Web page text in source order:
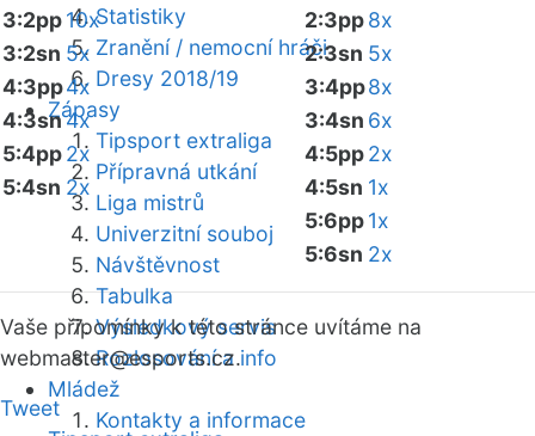
Statistiky
Zranění / nemocní hráči
Dresy 2018/19
Zápasy
Tipsport extraliga
Přípravná utkání
Liga mistrů
Univerzitní souboj
Návštěvnost
Tabulka
Výsledkový servis
Rozlosování a info
Mládež
Kontakty a informace
3:2pp10x
3:2sn 5x
4:3pp4x
4:3sn4x
5:4pp2x
5:4sn 2x
2:3pp8x
2:3sn 5x
3:4pp8x
3:4sn 6x
4:5pp2x
4:5sn 1x
5:6pp1x
5:6sn 2x
Vaše připomínky k této stránce uvítáme na
webmaster@esports.cz.
Tweet